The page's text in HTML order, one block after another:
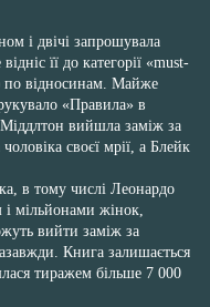
і двічі запрошувала
її до категорії «must-
по відносинам. Майже
«Правила» в
вийшла заміж за
своєї мрії, а Блейк
в тому числі Леонардо
і мільйонами жінок,
вийти заміж за
Книга залишається
тиражем більше 7 000